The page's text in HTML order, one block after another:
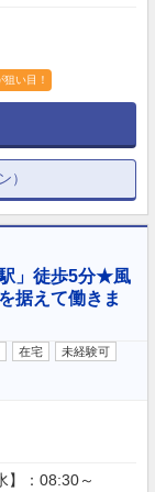
狙い目！
）
駅」徒歩5分★風
据えて働きま
在宅
未経験可
】：08:30～